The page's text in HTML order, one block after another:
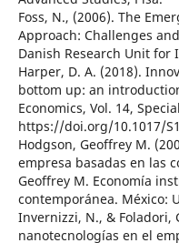
Foss, N., (2006). The
Approach: Challenges
Danish Research Unit for
Harper, D. A. (2018).
bottom up: an
Economics, Vol. 14,
https://doi.org/10.1017/
Hodgson, Geoffrey M.
empresa basadas en las
Geoffrey M. Economía
contemporánea. México:
Invernizzi, N., & Foladori,
nanotecnologías en el